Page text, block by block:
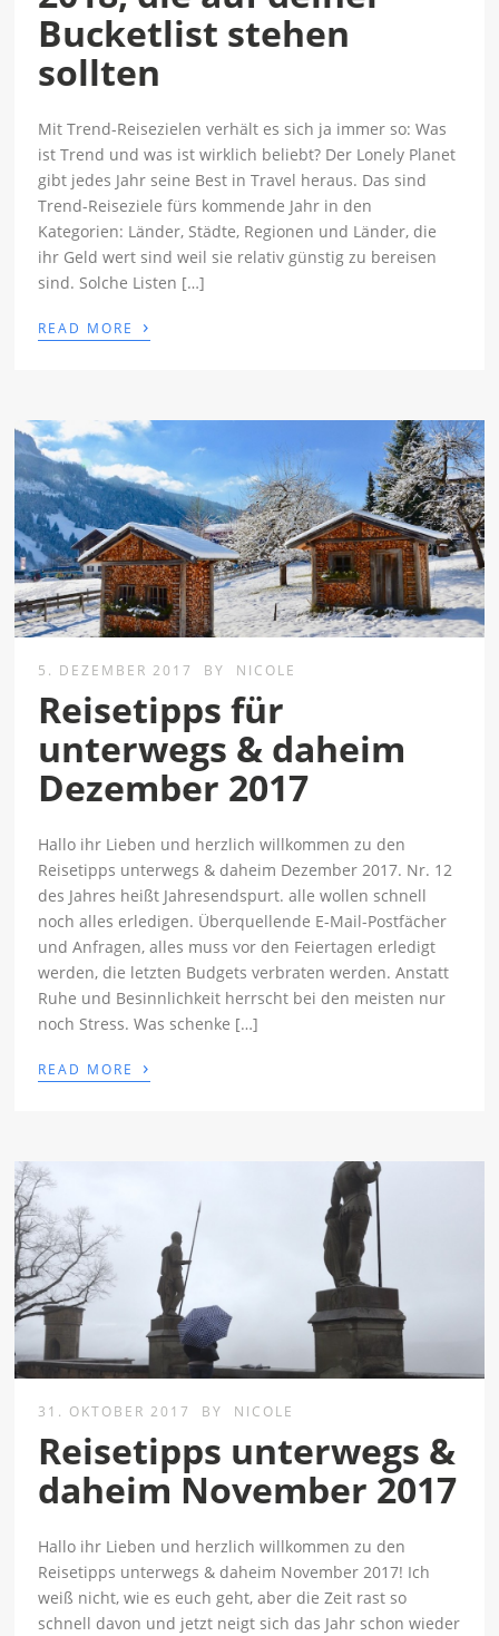
Bucketlist stehen
sollten
Mit Trend-Reisezielen verhält es sich ja immer so: Was
ist Trend und was ist wirklich beliebt? Der Lonely Planet
gibt jedes Jahr seine Best in Travel heraus. Das sind
Trend-Reiseziele fürs kommende Jahr in den
Kategorien: Länder, Städte, Regionen und Länder, die
ihr Geld wert sind weil sie relativ günstig zu bereisen
sind. Solche Listen […]
READ MORE ›
5. DEZEMBER 2017 BY NICOLE
Reisetipps für
unterwegs & daheim
Dezember 2017
Hallo ihr Lieben und herzlich willkommen zu den
Reisetipps unterwegs & daheim Dezember 2017. Nr. 12
des Jahres heißt Jahresendspurt. alle wollen schnell
noch alles erledigen. Überquellende E-Mail-Postfächer
und Anfragen, alles muss vor den Feiertagen erledigt
werden, die letzten Budgets verbraten werden. Anstatt
Ruhe und Besinnlichkeit herrscht bei den meisten nur
noch Stress. Was schenke […]
READ MORE ›
31. OKTOBER 2017 BY NICOLE
Reisetipps unterwegs &
daheim November 2017
Hallo ihr Lieben und herzlich willkommen zu den
Reisetipps unterwegs & daheim November 2017! Ich
weiß nicht, wie es euch geht, aber die Zeit rast so
schnell davon und jetzt neigt sich das Jahr schon wieder